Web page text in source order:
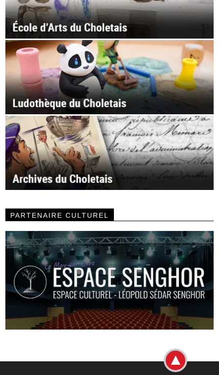
PARTENAIRE CULTUREL